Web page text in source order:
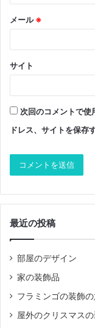
メール※
サイト
次回のコメントで使
ドレス、サイトを保存す
最近の投稿
部屋のデザイン
家の装飾品
フラミンゴの装飾
屋外のクリスマス